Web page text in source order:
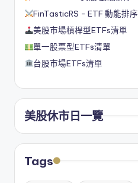
FinTasticRS - ETF 動能排序
美股市場槓桿型ETFs清單
單一股票型ETFs清單
台股市場ETFs清單
美股休市日一覽
Tags